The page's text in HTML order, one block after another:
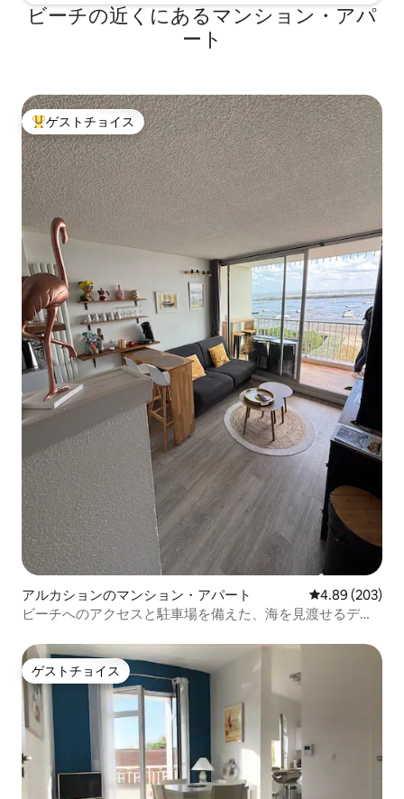
ビーチの近くにあるマンション・アパ
ート
大好評のゲストチョイスです。
ゲストチョイス
アルカションのマンション・アパート レビュー203
4.89 (203)
ビーチへのアクセスと駐車場を備えた、海を見渡せるデュ
ゲストチョイス
ゲストチョイス